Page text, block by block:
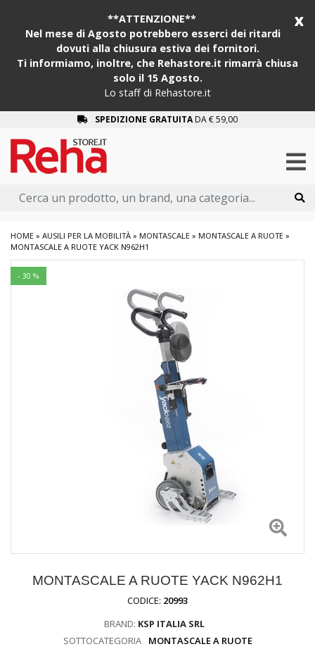
x
**ATTENZIONE**
Nel mese di Agosto potrebbero esserci dei ritardi
dovuti alla chiusura estiva dei fornitori.
Ti informiamo, inoltre, che Rehastore.it rimarrà chiusa
solo il 15 Agosto.
Lo staff di Rehastore.it
SPEDIZIONE GRATUITADA € 59,00
HOME » AUSILI PER LA MOBILITÀ » MONTASCALE » MONTASCALE A RUOTE »
MONTASCALE A RUOTE YACK N962H1
- 30 %
MONTASCALE A RUOTE YACK N962H1
CODICE: 20993
BRAND: KSP ITALIA SRL
SOTTOCATEGORIA
MONTASCALE A RUOTE